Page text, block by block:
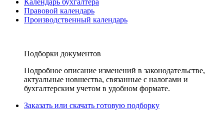
Календарь бухгалтера
Правовой календарь
Производственный календарь
Подборки документов
Подробное описание изменений в законодательстве,
актуальные новшества, связанные с налогами и
бухгалтерским учетом в удобном формате.
Заказать или скачать готовую подборку